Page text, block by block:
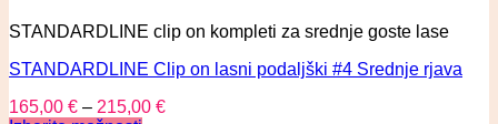
STANDARDLINE clip on kompleti za srednje goste lase
STANDARDLINE Clip on lasni podaljški #4 Srednje rjava
165,00 € – 215,00 €